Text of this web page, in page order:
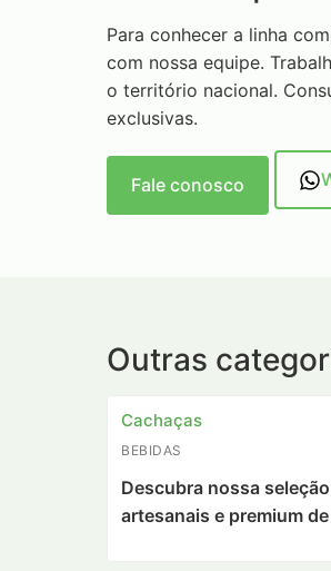
Para conhecer a linha
com nossa equipe.
o território nacional.
exclusivas.
Fale conosco
Outras
Cachaças
BEBIDAS
Descubra nossa
artesanais e premium